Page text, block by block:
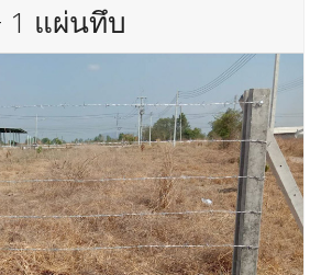
1 แผ่นทึบ